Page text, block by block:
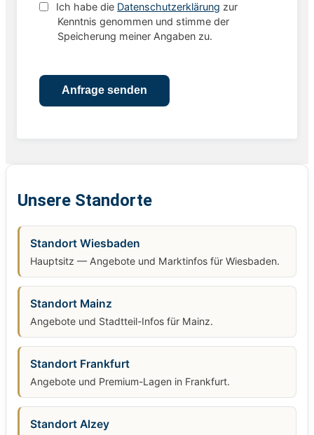
Ich habe die Datenschutzerklärung zur
Kenntnis genommen und stimme der
Speicherung meiner Angaben zu.
Unsere Standorte
Standort Wiesbaden
Hauptsitz — Angebote und Marktinfos für Wiesbaden.
Standort Mainz
Angebote und Stadtteil-Infos für Mainz.
Standort Frankfurt
Angebote und Premium-Lagen in Frankfurt.
Standort Alzey